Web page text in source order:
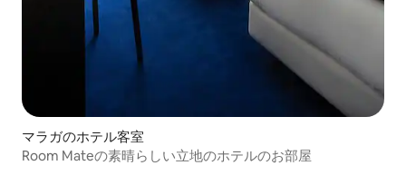
マラガのホテル客室
Room Mateの素晴らしい立地のホテルのお部屋